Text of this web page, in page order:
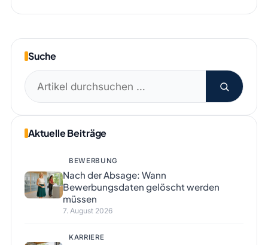
Suche
Suchen
nach:
Aktuelle Beiträge
BEWERBUNG
Nach der Absage: Wann
Bewerbungsdaten gelöscht werden
müssen
7. August 2026
KARRIERE